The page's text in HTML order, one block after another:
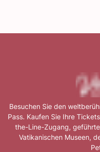
Besuchen Sie den
Pass. Kaufen Sie Ihre
the-Line-Zugang,
Vatikanischen Museen,